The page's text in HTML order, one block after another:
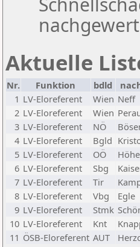
Aktuelle
Nr. Funktion bdld
1 LV-Eloreferent Wien Neff
2 LV-Eloreferent Wien
3 LV-Eloreferent NÖ
4 LV-Eloreferent Bgld
5 LV-Eloreferent OÖ
6 LV-Eloreferent Sbg
7 LV-Eloreferent Tir
8 LV-Eloreferent Vbg Egle
9 LV-Eloreferent Stmk
10 LV-Eloreferent Knt
11 ÖSB-Eloreferent AUT